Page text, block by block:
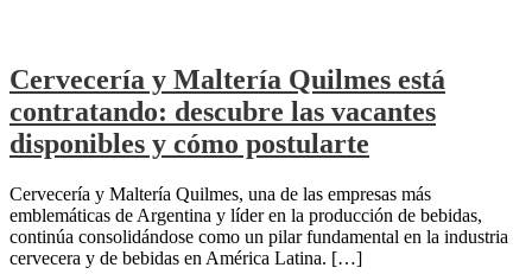
Cervecería y Maltería Quilmes está
contratando: descubre las vacantes
disponibles y cómo postularte
Cervecería y Maltería Quilmes, una de las empresas más
emblemáticas de Argentina y líder en la producción de bebidas,
continúa consolidándose como un pilar fundamental en la industria
cervecera y de bebidas en América Latina. […]